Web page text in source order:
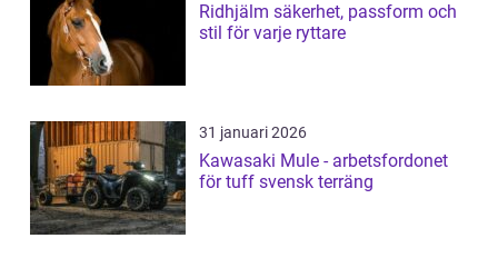
Ridhjälm säkerhet, passform och
stil för varje ryttare
31 januari 2026
Kawasaki Mule - arbetsfordonet
för tuff svensk terräng